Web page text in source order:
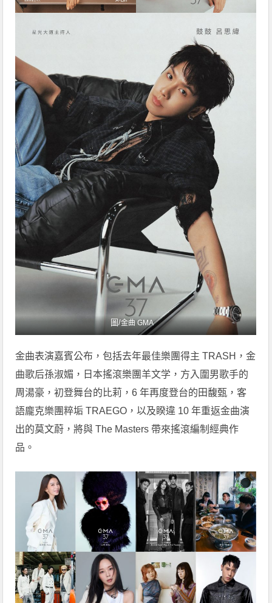
圖/金曲 GMA
金曲表演嘉賓公布，包括去年最佳樂團得主 TRASH，金
曲歌后孫淑媚，日本搖滾樂團羊文学，方入圍男歌手的
周湯豪，初登舞台的比莉，6 年再度登台的田馥甄，客
語龐克樂團粹垢 TRAEGO，以及睽違 10 年重返金曲演
出的莫文蔚，將與 The Masters 帶來搖滾編制經典作
品。